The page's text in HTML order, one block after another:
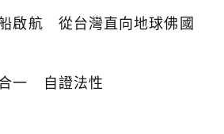
啟航 從台灣直向地球佛國
一 自證法性